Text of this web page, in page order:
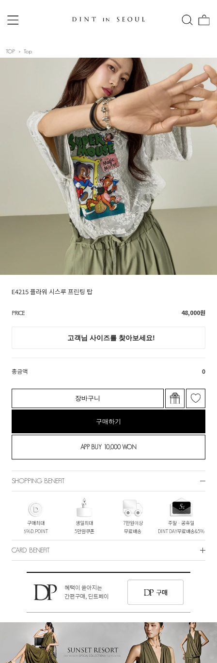
TOP Top
E4215 플라워 시스루 프린팅 탑
PRICE 48,000원
총금액 0
장바구니
구매하기
SHOPPING BENEFIT
구매최대
5%D.POINT
생일최대
5만원쿠폰
7만원이상
무료배송
주말ㆍ공휴일
DINT DAY무료배송&5%
CARD BENEFIT